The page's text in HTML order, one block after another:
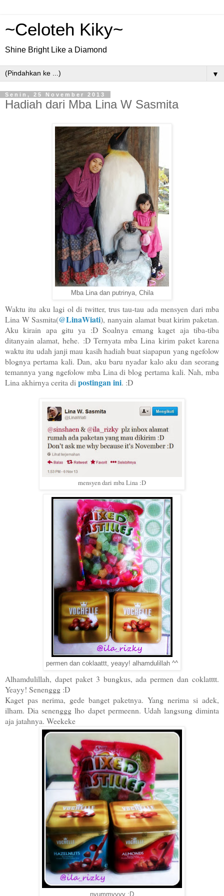
~Celoteh Kiky~
Shine Bright Like a Diamond
▼
Senin, 25 November 2013
Hadiah dari Mba Lina W Sasmita
Mba Lina dan putrinya, Chila
Waktu itu aku lagi ol di twitter, trus tau-tau ada mensyen dari mba
Lina W Sasmita(@LinaWiati), nanyain alamat buat kirim paketan.
Aku kirain apa gitu ya :D Soalnya emang kaget aja tiba-tiba
ditanyain alamat, hehe. :D Ternyata mba Lina kirim paket karena
waktu itu udah janji mau kasih hadiah buat siapapun yang ngefolow
blognya pertama kali. Dan, aku baru nyadar kalo aku dan seorang
temannya yang ngefolow mba Lina di blog pertama kali. Nah, mba
Lina akhirnya cerita di postingan ini. :D
mensyen dari mba Lina :D
permen dan coklaattt, yeayy! alhamdulillah ^^
Alhamdulillah, dapet paket 3 bungkus, ada permen dan coklatttt.
Yeayy! Senenggg :D
Kaget pas nerima, gede banget paketnya. Yang nerima si adek,
ilham. Dia senenggg lho dapet permeenn. Udah langsung diminta
aja jatahnya. Weekeke